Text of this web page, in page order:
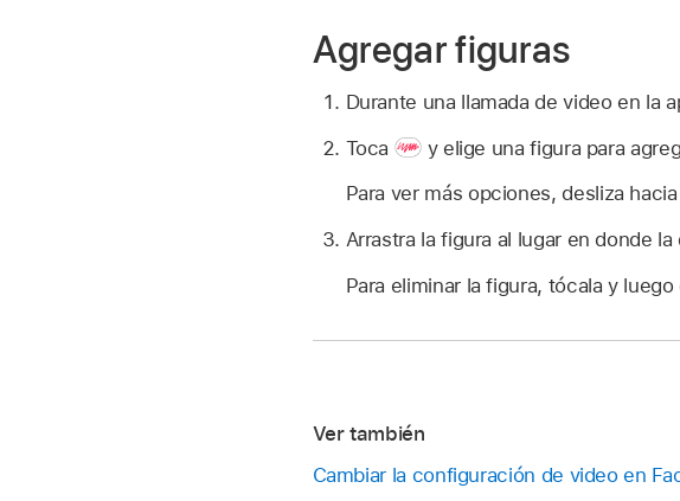
Agregar figuras
Durante una llamada de video en la
Toca
y elige una figura para
Para ver más opciones, desliza
Arrastra la figura al lugar en donde
Para eliminar la figura, tócala y
Ver también
Cambiar la configuración de video en